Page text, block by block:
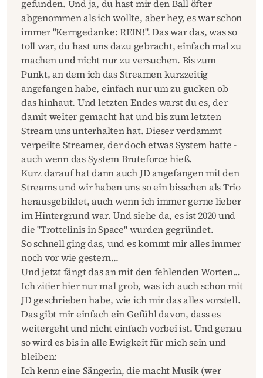
gefunden. Und ja, du hast mir den Ball öfter
abgenommen als ich wollte, aber hey, es war schon
immer "Kerngedanke: REIN!". Das war das, was so
toll war, du hast uns dazu gebracht, einfach mal zu
machen und nicht nur zu versuchen. Bis zum
Punkt, an dem ich das Streamen kurzzeitig
angefangen habe, einfach nur um zu gucken ob
das hinhaut. Und letzten Endes warst du es, der
damit weiter gemacht hat und bis zum letzten
Stream uns unterhalten hat. Dieser verdammt
verpeilte Streamer, der doch etwas System hatte -
auch wenn das System Bruteforce hieß.
Kurz darauf hat dann auch JD angefangen mit den
Streams und wir haben uns so ein bisschen als Trio
herausgebildet, auch wenn ich immer gerne lieber
im Hintergrund war. Und siehe da, es ist 2020 und
die "Trottelinis in Space" wurden gegründet.
So schnell ging das, und es kommt mir alles immer
noch vor wie gestern...
Und jetzt fängt das an mit den fehlenden Worten...
Ich zitier hier nur mal grob, was ich auch schon mit
JD geschrieben habe, wie ich mir das alles vorstell.
Das gibt mir einfach ein Gefühl davon, dass es
weitergeht und nicht einfach vorbei ist. Und genau
so wird es bis in alle Ewigkeit für mich sein und
bleiben:
Ich kenn eine Sängerin, die macht Musik (wer